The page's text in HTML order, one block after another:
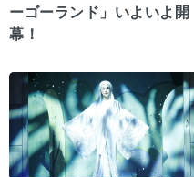
ーゴーランド」いよいよ開
幕！